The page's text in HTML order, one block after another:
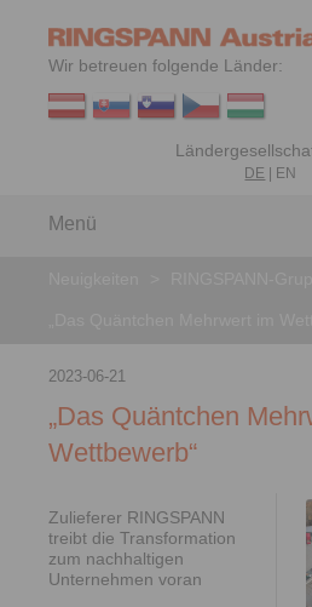
Wir betreuen folgende Länder:
DE EN
Menü
2023-06-21
„Das Quäntchen
Wettbewerb“
Zulieferer RINGSPANN
treibt die Transformation
zum nachhaltigen
Unternehmen voran